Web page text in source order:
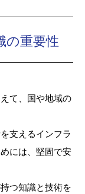
の重要性
て、国や地域の
支えるインフラ
には、堅固で安
つ知識と技術を